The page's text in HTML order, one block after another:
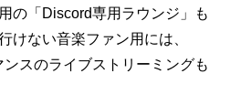
の「Discord専用ラウンジ」も
けない音楽ファン用には、
スのライブストリーミングも